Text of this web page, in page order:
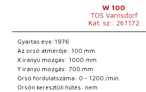
W 100
TOS Varnsdorf
Kat. sz.: 261172
Gyártás éve:1976
Az orsó átmérője: 100 mm
X irányú mozgás: 1000 mm
Y irányú mozgás: 700 mm
Orsó fordulatszáma: 0 - 1200 /min.
Orsón keresztüli hűtés: nem